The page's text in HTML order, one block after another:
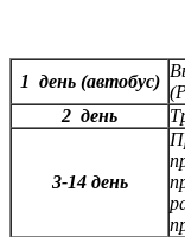
1 день (автобус)
2 день
3-14 день